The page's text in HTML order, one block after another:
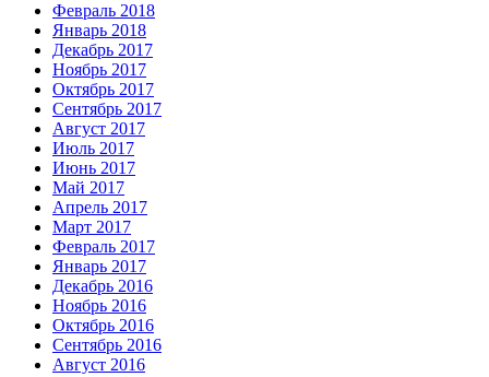
Февраль 2018
Январь 2018
Декабрь 2017
Ноябрь 2017
Октябрь 2017
Сентябрь 2017
Август 2017
Июль 2017
Июнь 2017
Май 2017
Апрель 2017
Март 2017
Февраль 2017
Январь 2017
Декабрь 2016
Ноябрь 2016
Октябрь 2016
Сентябрь 2016
Август 2016